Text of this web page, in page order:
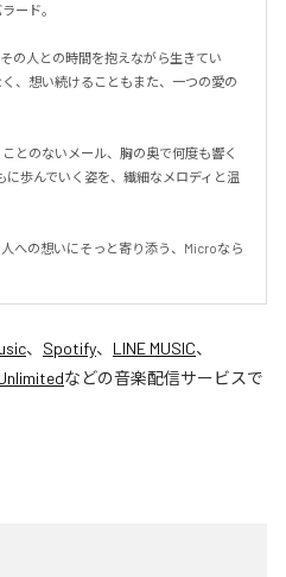
ード。
の人との時間を抱えながら生きてい
、想い続けることもまた、一つの愛の
とのないメール、胸の奥で何度も響く
歩んでいく姿を、繊細なメロディと温
への想いにそっと寄り添う、Microなら
、 Spotify、 LINE MUSIC、
などの音楽配信サービスで